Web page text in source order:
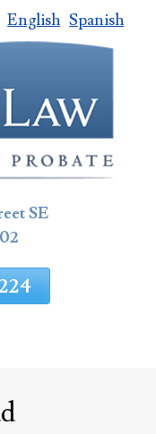
English Spanish
SE